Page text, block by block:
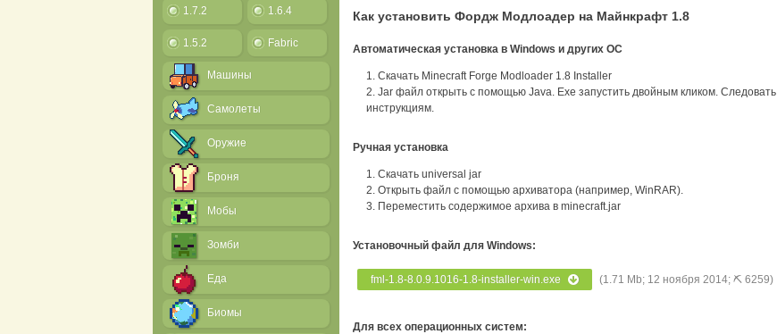
1.7.2 1.6.4
1.5.2 Fabric
Машины
Самолеты
Оружие
Броня
Мобы
Зомби
Еда
Биомы
Как установить Фордж Модлоадер на Майнкрафт 1.8
Автоматическая установка в Windows и других ОС
Скачать Minecraft Forge Modloader 1.8 Installer
Jar файл открыть с помощью Java. Exe запустить двойным кликом. Следовать
инструкциям.
Ручная установка
Скачать universal jar
Открыть файл с помощью архиватора (например, WinRAR).
Переместить содержимое архива в minecraft.jar
Установочный файл для Windows:
fml-1.8-8.0.9.1016-1.8-installer-win.exe (1.71 Mb; 12 ноября 2014; ⛏ 6259)
Для всех операционных систем: